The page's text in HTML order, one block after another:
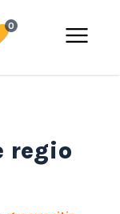
menu
0
regio